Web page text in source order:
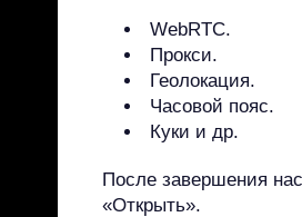
WebRTC.
Прокси.
Геолокация.
Часовой пояс.
Куки и др.
После завершения
«Открыть».